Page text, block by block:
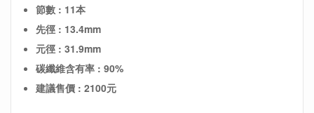
節數 : 11本
先徑 : 13.4mm
元徑 : 31.9mm
碳纖維含有率 : 90%
建議售價 : 2100元